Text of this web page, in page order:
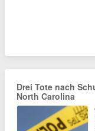
Drei Tote nach
North Carolina